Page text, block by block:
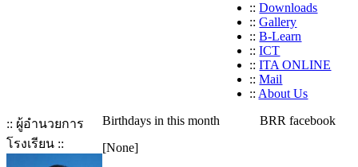
:: Downloads
:: Gallery
:: B-Learn
:: ICT
:: ITA ONLINE
:: Mail
:: About Us
:: ผู้อำนวยการ
โรงเรียน ::
Birthdays in this month
[None]
BRR facebook